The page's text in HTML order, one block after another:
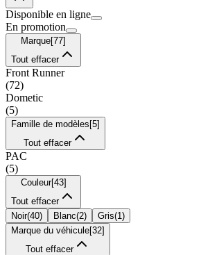
Disponible en ligne
En promotion
Marque[77]
Tout effacer
Front Runner
(72)
Dometic
(5)
Famille de modèles [5]
Tout effacer
PAC
(5)
Couleur[43]
Tout effacer
Noir(40) Blanc(2) Gris(1 )
Marque du véhicule[32]
Tout effacer